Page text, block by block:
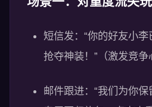
短信发：“你的好友小
抢夺神装！”（激发竞争
邮件跟进：“我们为你